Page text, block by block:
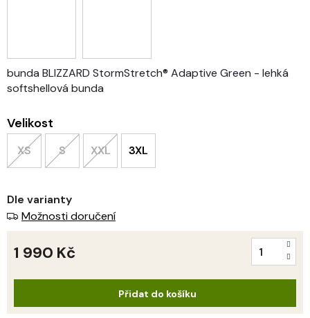
Velikost
XS S XXL 3XL
bunda BLIZZARD StormStretch® Adaptive Green - lehká
softshellová bunda
Dle varianty
Možnosti doručení
1 990 Kč
Přidat do košíku